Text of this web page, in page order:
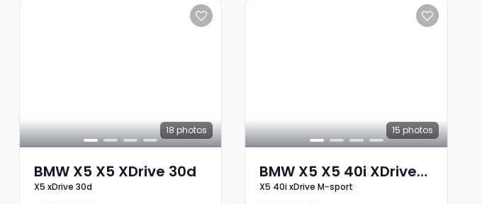
18 photos
BMW X5 X5 XDrive 30d
X5 xDrive 30d
15 photos
BMW X5 X5 40i XDrive
M-Sport
X5 40i xDrive M-sport